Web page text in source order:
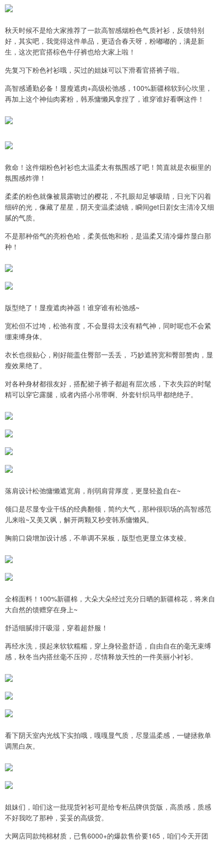
秋天时候不是给大家推荐了一款高智感烟粉色气质衬衫，反馈特别
好，其实吧，我觉得这件单品，更适合春天呀，粉嘟嘟的，满是新
生，这次把官搭棕色牛仔裤也给大家上啦！
先复习下粉色衬衫哦，买过的姐妹可以下滑看官搭裤子啦。
高智感通勤必备！显瘦遮肉+高级松弛感，100%新疆棉软到心坎里，
再加上这个神仙肉雾粉，韩系慵懒风拿捏了，谁穿谁好看啊这件！
救命！这件烟粉色衬衫也太温柔太有氛围感了吧！简直就是衣橱里的
氛围感炸弹！
柔柔的粉色就像被晨露吻过的樱花，不扎眼却足够吸睛，日光下闪着
细碎的光，像藏了星星，阴天变温柔滤镜，瞬间get日剧女主清冷又细
腻的气质。
不是那种俗气的亮粉色哈，柔美低饱和粉，是温柔又清冷爆炸显白那
种！
版型绝了！显瘦遮肉神器！谁穿谁有松弛感~
宽松但不过垮，松弛有度，不会显得太没有精气神，同时呢也不会紧
绷束缚身体。
衣长也很贴心，刚好能盖住臀部一丢丢， 巧妙遮胯宽和臀部赘肉，显
瘦效果绝了。
对各种身材都很友好，搭配裙子裤子都超有层次感，下衣失踪的时髦
精可以穿它露腿，或者内搭小吊带啊、外套针织马甲都绝绝子。
落肩设计松弛慵懒遮宽肩，削弱肩背厚度，更显轻盈自在~
领口是尽显专业干练的经典翻领，简约大气，那种很职场的高智感范
儿来啦~又美又飒，解开两颗又秒变韩系慵懒风。
胸前口袋增加设计感，不单调不呆板，版型也更显立体支棱。
全棉面料！100%新疆棉，大朵大朵经过充分日晒的新疆棉花，将来自
大自然的馈赠穿在身上~
舒适细腻排汗吸湿，穿着超舒服！
再经水洗，摸起来软软糯糯，穿上身轻盈舒适，自由自在的毫无束缚
感，秋冬当内搭丝毫不压抑，尽情释放天性的一件美丽小衬衫。
看下阴天室内光线下实拍哦，嘎嘎显气质，尽显温柔感，一键拯救单
调黑白灰。
姐妹们，咱们这一批现货衬衫可是给专柜品牌供货版，高质感，质感
不好我吃了那种，妥妥的高级货。
大网店同款纯棉材质，已售6000+的爆款售价要165，咱们今天开团